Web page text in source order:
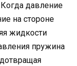
давление
на стороне
жидкости
пружина